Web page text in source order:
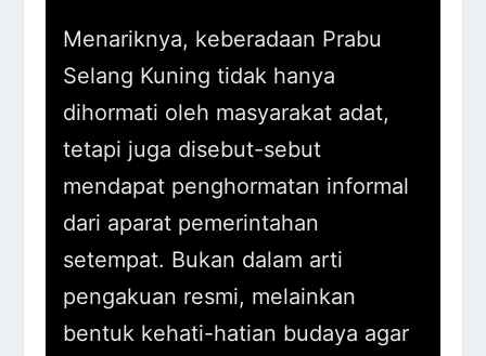
Menariknya, keberadaan Prabu
Selang Kuning tidak hanya
dihormati oleh masyarakat adat,
tetapi juga disebut-sebut
mendapat penghormatan informal
dari aparat pemerintahan
setempat. Bukan dalam arti
pengakuan resmi, melainkan
bentuk kehati-hatian budaya agar